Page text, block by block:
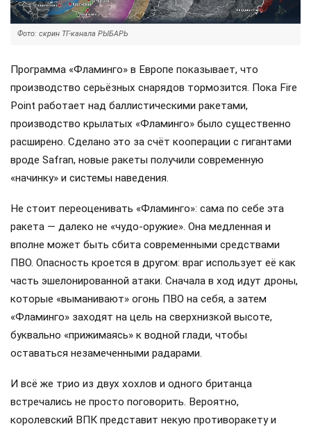
Фото: скрин ТГ-канала РЫБАРЬ
Программа «Фламинго» в Европе показывает, что
производство серьёзных снарядов тормозится. Пока Fire
Point работает над баллистическими ракетами,
производство крылатых «Фламинго» было существенно
расширено. Сделано это за счёт кооперации с гигантами
вроде Safran, новые ракеты получили современную
«начинку» и системы наведения.
Не стоит переоценивать «Фламинго»: сама по себе эта
ракета — далеко не «чудо-оружие». Она медленная и
вполне может быть сбита современными средствами
ПВО. Опасность кроется в другом: враг использует её как
часть эшелонированной атаки. Сначала в ход идут дроны,
которые «выманивают» огонь ПВО на себя, а затем
«Фламинго» заходят на цель на сверхнизкой высоте,
буквально «прижимаясь» к водной глади, чтобы
оставаться незамеченными радарами.
И всё же трио из двух хохлов и одного британца
встречались не просто поговорить. Вероятно,
королевский ВПК представит некую противоракету и